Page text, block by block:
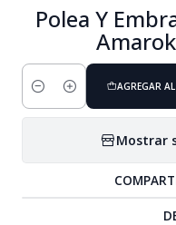
Polea Y
Cantidad
AGREGAR
Mostrar